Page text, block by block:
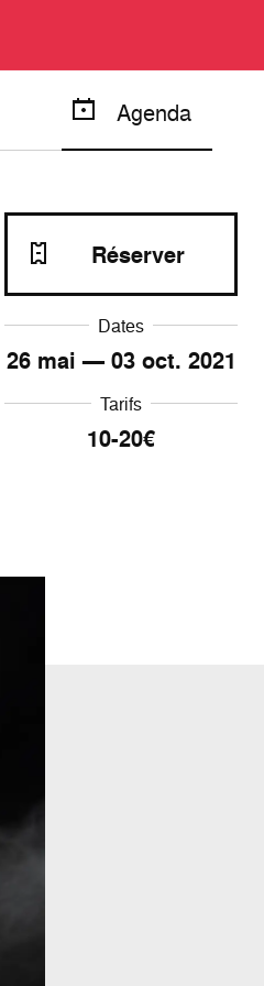
Agenda
Dates
26mai — 03oct. 2021
Tarifs
10-20€
Réserver